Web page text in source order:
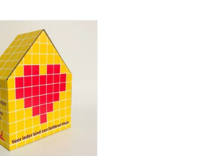
toonbankdisplay
dat klanten op het
moment nog een
doen.
AAN WINKELWAGEN